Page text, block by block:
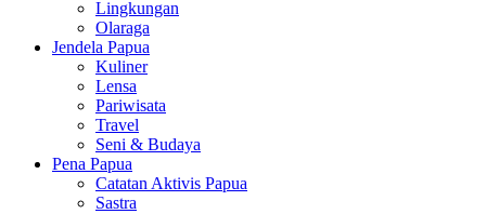
Lingkungan
Olaraga
Jendela Papua
Kuliner
Lensa
Pariwisata
Travel
Seni & Budaya
Pena Papua
Catatan Aktivis Papua
Sastra